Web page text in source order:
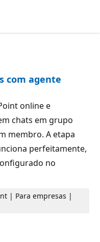
com agente
online e
chats em grupo
membro. A etapa
perfeitamente,
no
| Para empresas |